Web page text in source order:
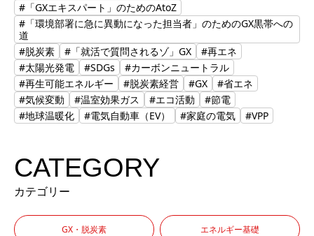
#「GXエキスパート」のためのAtoZ
#「環境部署に急に異動になった担当者」のためのGX黒帯への
道
#脱炭素
#「就活で質問されるゾ」GX
#再エネ
#太陽光発電
#SDGs
#カーボンニュートラル
#再生可能エネルギー
#脱炭素経営 #GX
#省エネ
#気候変動
#温室効果ガス #エコ活動
#節電
#地球温暖化
#電気自動車（EV） #家庭の電気 #VPP
CATEGORY
カテゴリー
GX・脱炭素 エネルギー基礎